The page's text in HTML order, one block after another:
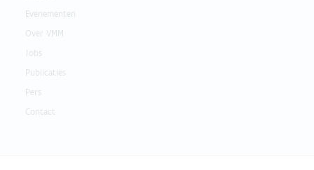
Evenementen
Over VMM
Jobs
Publicaties
Pers
Contact